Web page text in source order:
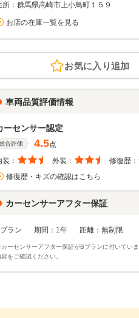
所：群馬県高崎市上小鳥町１５９
お店の在庫一覧を見る
お気に入り追加
車両品質評価情報
ーセンサー認定
合評価 4.5点
装：
外装： 修復歴：
修復歴・キズの確認はこちら
カーセンサーアフター保証
ラン 期間：1年 距離：無制限
ーセンサーアフター保証がBプランに付いてい
容をご確認ください。